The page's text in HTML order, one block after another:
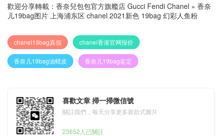
歡迎分享轉載： 香奈兒包包官方旗艦店 Gucci Fendi Chanel » 香奈
儿19bag图片 上海浦东区 chanel 2021新色 19bag 幻彩人鱼粉
chanel19bag真假 chanel香港官网报价
香奈儿19bag油蜡皮 香奈儿19bag鉴定
喜歡文章 掃一掃微信號
關註我們，每天分享更多新款式圖片
23652人已關註